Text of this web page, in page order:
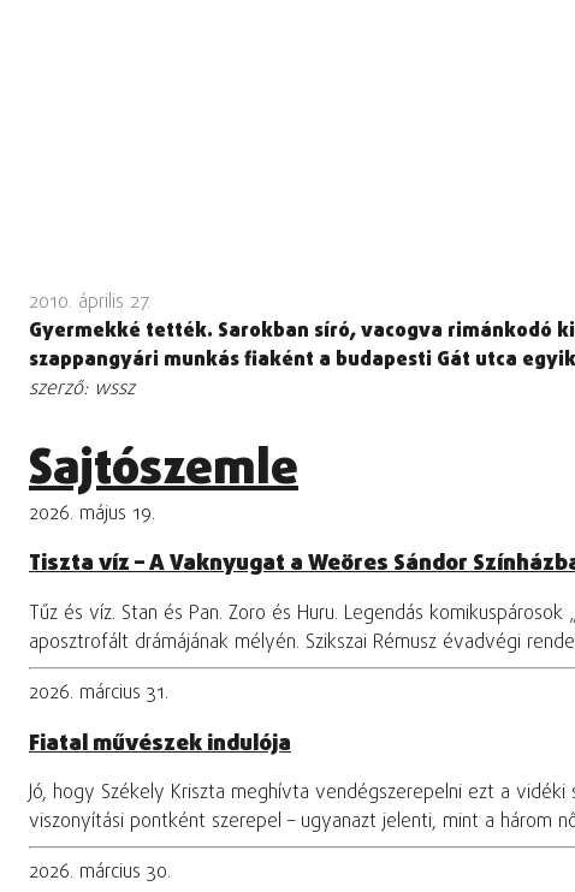
2010. április 27.
Gyermekké tették. Sarokban síró, vacogva rimánkodó
szappangyári munkás fiaként a budapesti Gát utca
szerző: wssz
Sajtószemle
2026. május 19.
Tiszta víz – A Vaknyugat a Weöres Sándor
Tűz és víz. Stan és Pan. Zoro és Huru. Legendás
aposztrofált drámájának mélyén. Szikszai Rémusz évadvégi
2026. március 31.
Fiatal művészek indulója
Jó, hogy Székely Kriszta meghívta vendégszerepelni ezt a
viszonyítási pontként szerepel – ugyanazt jelenti, mint a három
2026. március 30.